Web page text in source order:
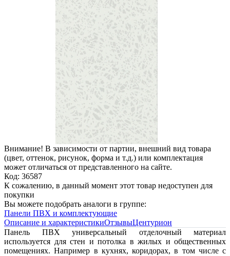
Внимание! В зависимости от партии, внешний вид товара
(цвет, оттенок, рисунок, форма и т.д.) или комплектация
может отличаться от представленного на сайте.
Код: 36587
К сожалению, в данный момент этот товар недоступен для
покупки
Вы можете подобрать аналоги в группе:
Панели ПВХ и комплектующие
Описание и характеристикиОтзывыЦентурион
Панель ПВХ универсальный отделочный материал
используется для стен и потолка в жилых и общественных
помещениях. Например в кухнях, коридорах, в том числе с